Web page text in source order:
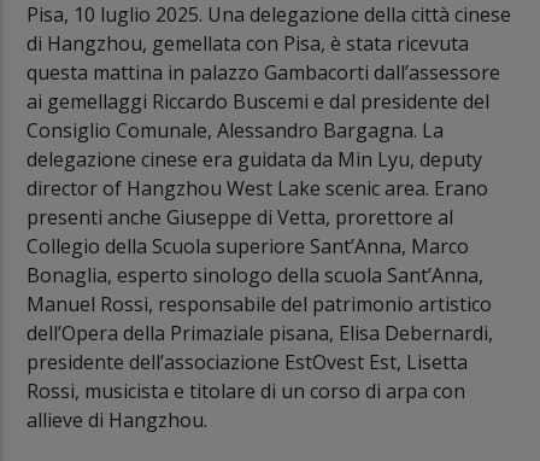
Pisa, 10 luglio 2025. Una delegazione della città cinese
di Hangzhou, gemellata con Pisa, è stata ricevuta
questa mattina in palazzo Gambacorti dall’assessore
ai gemellaggi Riccardo Buscemi e dal presidente del
Consiglio Comunale, Alessandro Bargagna. La
delegazione cinese era guidata da Min Lyu, deputy
director of Hangzhou West Lake scenic area. Erano
presenti anche Giuseppe di Vetta, prorettore al
Collegio della Scuola superiore Sant’Anna, Marco
Bonaglia, esperto sinologo della scuola Sant’Anna,
Manuel Rossi, responsabile del patrimonio artistico
dell’Opera della Primaziale pisana, Elisa Debernardi,
presidente dell’associazione EstOvest Est, Lisetta
Rossi, musicista e titolare di un corso di arpa con
allieve di Hangzhou.